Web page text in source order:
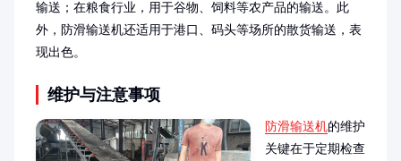
输送；在粮食行业，用于谷物、饲料等农产品的输送。此
外，防滑输送机还适用于港口、码头等场所的散货输送，表
现出色。
维护与注意事项
防滑输送机的维护
关键在于定期检查